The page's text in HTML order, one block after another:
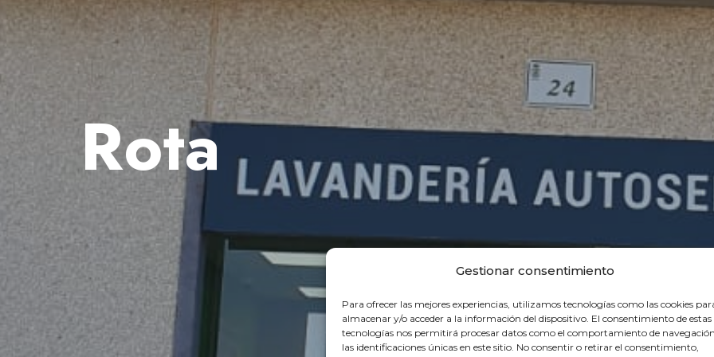
Gestionar consentimiento
Para ofrecer las mejores experiencias, utilizamos tecnologías como las cookies
almacenar y/o acceder a la información del dispositivo. El consentimiento de estas
tecnologías nos permitirá procesar datos como el comportamiento de
las identificaciones únicas en este sitio. No consentir o retirar el consentimiento,
Rota